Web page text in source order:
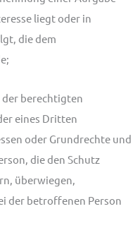
liegt oder in
die dem
berechtigten
eines Dritten
oder Grundrechte und
die den Schutz
überwiegen,
der betroffenen Person